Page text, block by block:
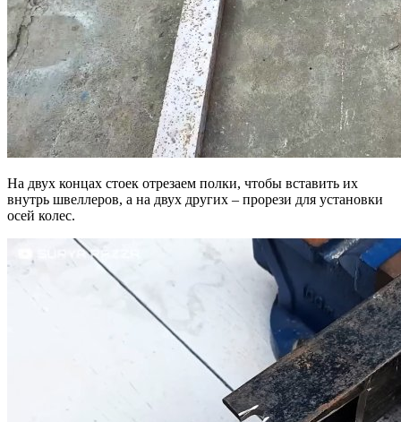
На двух концах стоек отрезаем полки, чтобы вставить их
внутрь швеллеров, а на двух других – прорези для установки
осей колес.